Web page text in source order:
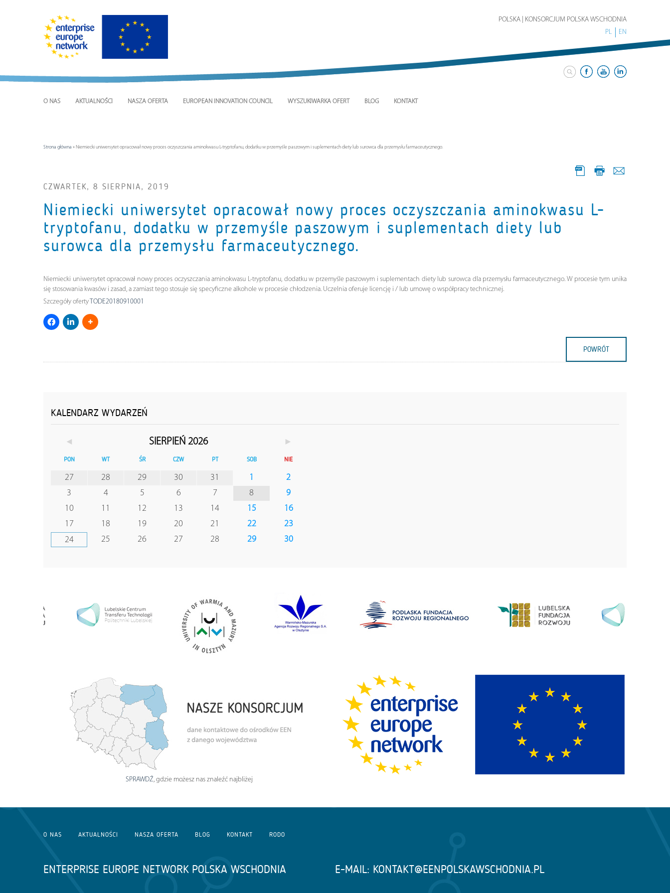
POLSKA | KONSORCJUM POLSKA WSCHODNIA
PL
EN
O NAS AKTUALNOŚCI NASZA OFERTA EUROPEAN INNOVATION COUNCIL WYSZUKIWARKA OFERT BLOG KONTAKT
Strona główna » Niemiecki uniwersytet opracował nowy proces oczyszczania aminokwasu L-tryptofanu, dodatku w przemyśle paszowym i suplementach diety lub surowca dla przemysłu farmaceutycznego.
CZWARTEK, 8 SIERPNIA, 2019
Niemiecki uniwersytet opracował nowy proces oczyszczania aminokwasu L-
tryptofanu, dodatku w przemyśle paszowym i suplementach diety lub
surowca dla przemysłu farmaceutycznego.
Niemiecki uniwersytet opracował nowy proces oczyszczania aminokwasu L-tryptofanu, dodatku w przemyśle paszowym i suplementach diety lub surowca dla przemysłu farmaceutycznego. W procesie tym unika
się stosowania kwasów i zasad, a zamiast tego stosuje się specyficzne alkohole w procesie chłodzenia. Uczelnia oferuje licencję i / lub umowę o współpracy technicznej.
Szczegóły oferty TODE20180910001
POWRÓT
KALENDARZ WYDARZEŃ
◄ SIERPIEŃ 2026 ►
PON WT ŚR CZW PT SOB NIE
27 28 29 30 31 1
2
3
4 5 6 7 8
9
10
11 12 13 14 15
16
17
18 19 20 21 22
23
24
25 26 27 28 29 30
SPRAWDŹ, gdzie możesz nas znaleźć najbliżej
O NAS AKTUALNOŚCI NASZA OFERTA BLOG KONTAKT RODO
ENTERPRISE EUROPE NETWORK POLSKA WSCHODNIA E-MAIL: KONTAKT@EENPOLSKAWSCHODNIA.PL